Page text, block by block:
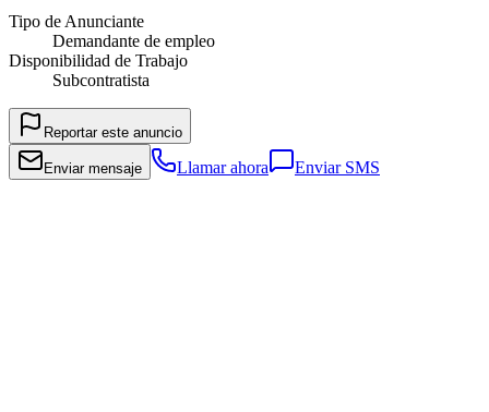
Tipo de Anunciante
Demandante de empleo
Disponibilidad de Trabajo
Subcontratista
Reportar este anuncio
Enviar mensaje Llamar ahora Enviar SMS